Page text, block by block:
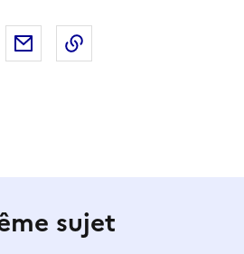
sur X (anciennement Twitter)
Partager sur LinkedIn
Partager par email
sujet